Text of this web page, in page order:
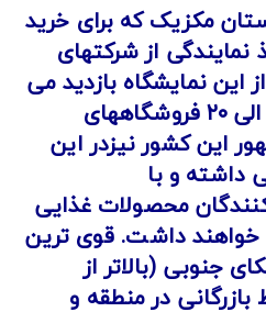
بر بازرگانان 29 استان مکزیک که برای خرید
از شرکتهای
این نمایشگاه بازدید می
کنند، بطور متوسط ۱۵ الی ۲۰ فروشگاههای
این کشور نیزدر این
داشته و با
محصولات غذایی
خواهند داشت. قوی ترین
جنوبی (بالاتر از
در منطقه و